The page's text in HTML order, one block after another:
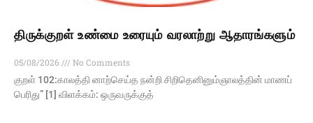
திருக்குறள் உண்மை உரையும் வரலாற்று ஆதாரங்களும்
05/08/2026
No Comments
குறள் 102:காலத்தி னாற்செய்த நன்றி சிறிதெனினும்ஞாலத்தின் மாணப்
பெரிது” [1] விளக்கம்: ஒருவருக்குத்